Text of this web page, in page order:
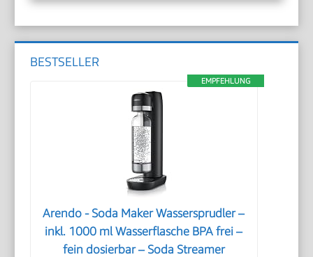
BESTSELLER
EMPFEHLUNG
Arendo - Soda Maker Wassersprudler –
inkl. 1000 ml Wasserflasche BPA frei –
fein dosierbar – Soda Streamer